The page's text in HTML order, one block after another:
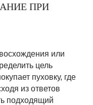
ПРИ
или
цель
пуховку, где
из ответов
подходящий